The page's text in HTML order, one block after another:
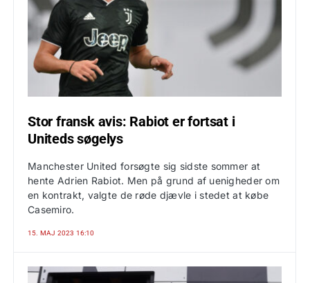
Stor fransk avis: Rabiot er fortsat i
Uniteds søgelys
Manchester United forsøgte sig sidste sommer at
hente Adrien Rabiot. Men på grund af uenigheder om
en kontrakt, valgte de røde djævle i stedet at købe
Casemiro.
15. MAJ 2023 16:10